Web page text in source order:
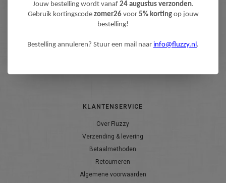
Wilt u op de hoogte blijven?
Word lid van onze mailinglijst:
KLANTENSERVICE
Over Fluzzy
Verzending & levering
Betaalmethoden
Retourneren
Algemene voorwaarden
Jouw bestelling wordt vanaf 24 augustus verzonden.
Gebruik kortingscode zomer26 voor 5% kortingop jouw
bestelling!
Bestelling annuleren? Stuur een mail naar info@fluzzy.nl.